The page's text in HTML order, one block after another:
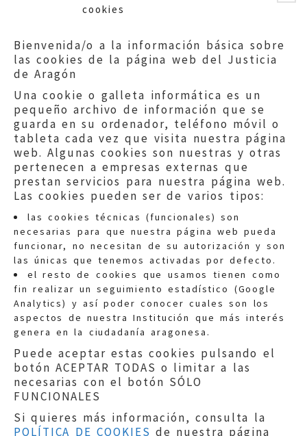
cookies
Bienvenida/o a la información básica sobre
las cookies de la página web del Justicia
de Aragón
Una cookie o galleta informática es un
pequeño archivo de información que se
guarda en su ordenador, teléfono móvil o
tableta cada vez que visita nuestra página
web. Algunas cookies son nuestras y otras
pertenecen a empresas externas que
prestan servicios para nuestra página web.
Las cookies pueden ser de varios tipos:
las cookies técnicas (funcionales) son
necesarias para que nuestra página web pueda
funcionar, no necesitan de su autorización y son
las únicas que tenemos activadas por defecto.
el resto de cookies que usamos tienen como
fin realizar un seguimiento estadístico (Google
Analytics) y así poder conocer cuales son los
aspectos de nuestra Institución que más interés
genera en la ciudadanía aragonesa.
Puede aceptar estas cookies pulsando el
botón ACEPTAR TODAS o limitar a las
necesarias con el botón SÓLO
FUNCIONALES
Si quieres más información, consulta la
POLÍTICA DE COOKIES de nuestra página
Quejas:quejas@eljusticiadearagon.es
Información general:
informacion@eljusticiadearagon.es
Teléfonos:900 210 210/